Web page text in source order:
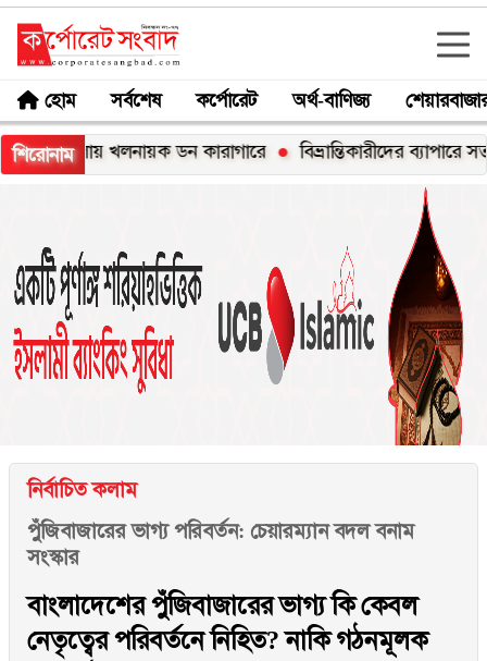
হোম সর্বশেষ কর্পোরেট অর্থ-বাণিজ্য
শিরোনাম
খলনায়ক ডন কারাগারে বিভ্রান্তিকারীদের ব্যাপারে সতর্ক থাকার
নির্বাচিত কলাম
পুঁজিবাজারের ভাগ্য পরিবর্তন: চেয়ারম্যান বদল বনাম
সংস্কার
বাংলাদেশের পুঁজিবাজারের ভাগ্য কি কেবল
নেতৃত্বের পরিবর্তনে নিহিত? নাকি গঠনমূলক